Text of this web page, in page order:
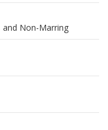
and Non-Marring